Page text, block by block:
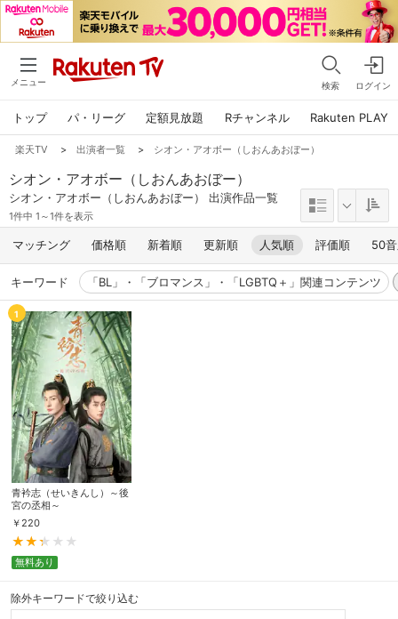
メニュー 検索 ログイン
トップ パ・リーグ 定額見放題 Rチャンネル Rakuten PLAY
楽天TV > 出演者一覧 > シオン・アオボー（しおんあおぼー）
シオン・アオボー（しおんあおぼー）
シオン・アオボー（しおんあおぼー） 出演作品一覧
1件中 1～1件を表示
マッチング 価格順 新着順 更新順 人気順 評価順 50
キーワード 「BL」・「ブロマンス」・「LGBTQ＋」関連コンテンツ
1
青衿志（せいきんし）～後
宮の丞相～
￥ 220
無料あり
除外キーワードで絞り込む